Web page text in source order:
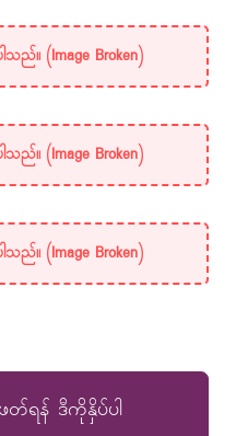
တ်ရန် ဒီကိုနှိပ်ပါ